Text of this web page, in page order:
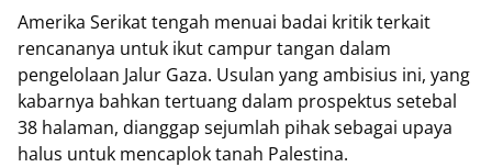
Amerika Serikat tengah menuai badai kritik terkait
rencananya untuk ikut campur tangan dalam
pengelolaan Jalur Gaza. Usulan yang ambisius ini, yang
kabarnya bahkan tertuang dalam prospektus setebal
38 halaman, dianggap sejumlah pihak sebagai upaya
halus untuk mencaplok tanah Palestina.